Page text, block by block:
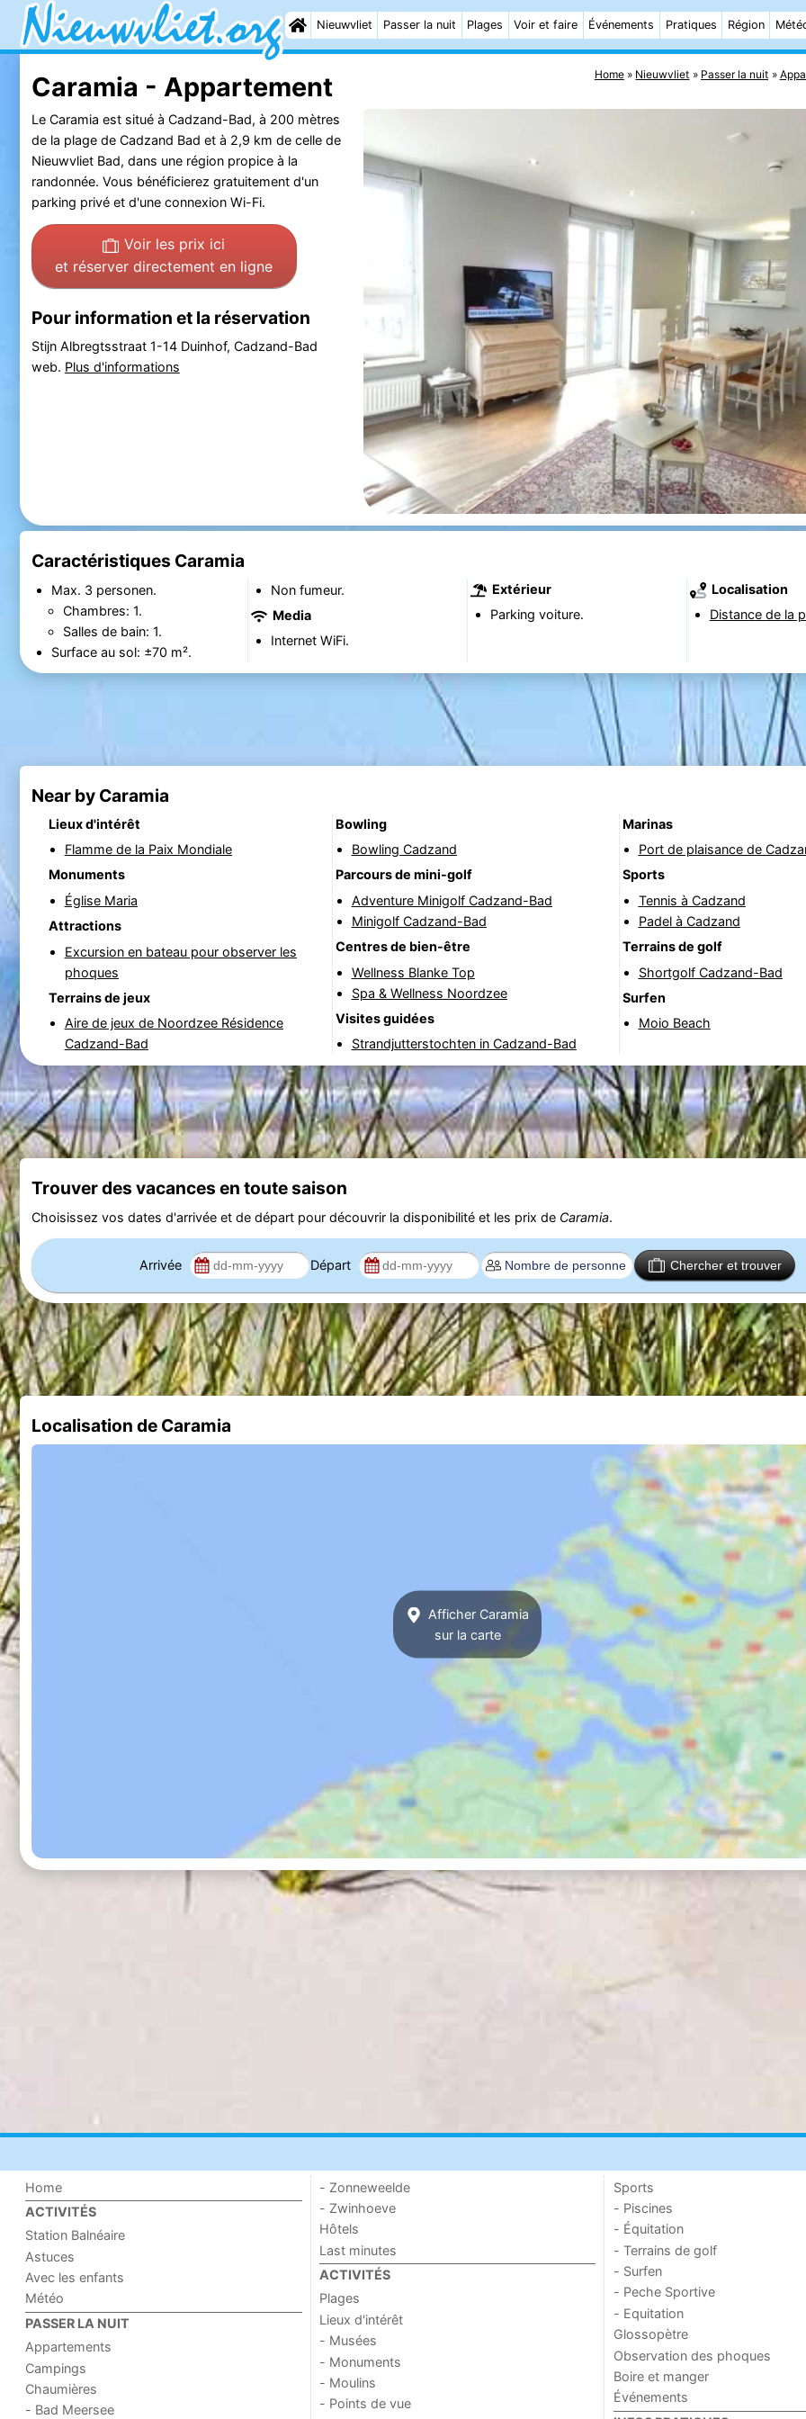
Nieuwvliet Passer la nuit Plages Voir et faire Événements Pratiques Région
Home Nieuwvliet Passer la nuit
Caramia - Appartement
Le Caramia est situé à Cadzand-Bad, à 200 mètres
de la plage de Cadzand Bad et à 2,9 km de celle de
Nieuwvliet Bad, dans une région propice à la
randonnée. Vous bénéficierez gratuitement d'un
parking privé et d'une connexion Wi-Fi.
Voir les prix ici
et réserver directement en ligne
Pour information et la réservation
Stijn Albregtsstraat 1-14 Duinhof, Cadzand-Bad
web. Plus d'informations
Caractéristiques Caramia
Max. 3 personen.
Chambres: 1.
Salles de bain: 1.
Surface au sol: ±70 m².
Non fumeur.
Media
Internet WiFi.
Extérieur
Parking voiture.
Localisation
Distance de la
Near by Caramia
Lieux d'intérêt
Flamme de la Paix Mondiale
Monuments
Église Maria
Attractions
Excursion en bateau pour observer les
phoques
Terrains de jeux
Aire de jeux de Noordzee Résidence
Cadzand-Bad
Bowling
Bowling Cadzand
Parcours de mini-golf
Adventure Minigolf Cadzand-Bad
Minigolf Cadzand-Bad
Centres de bien-être
Wellness Blanke Top
Spa & Wellness Noordzee
Visites guidées
Strandjutterstochten in Cadzand-Bad
Marinas
Port de plaisance de
Sports
Tennis à Cadzand
Padel à Cadzand
Terrains de golf
Shortgolf Cadzand-Bad
Surfen
Moio Beach
Trouver des vacances en toute saison
Choisissez vos dates d'arrivée et de départ pour découvrir la disponibilité et les prix de Caramia.
Arrivée Départ Chercher et trouver
Localisation de Caramia
Afficher Caramia
sur la carte
Home
ACTIVITÉS
Station Balnéaire
Astuces
Avec les enfants
Météo
PASSER LA NUIT
Appartements
Campings
Chaumières
- Bad Meersee
- Zonneweelde
- Zwinhoeve
Hôtels
Last minutes
ACTIVITÉS
Plages
Lieux d'intérêt
- Musées
- Monuments
- Moulins
- Points de vue
Sports
- Piscines
- Équitation
- Terrains de golf
- Surfen
- Peche Sportive
- Equitation
Glossopètre
Observation des phoques
Boire et manger
Événements